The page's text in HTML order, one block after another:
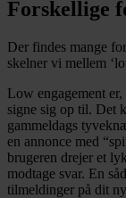
Forskellige
Der findes mange
skelner vi mellem
Low engagement
signe sig op til. Det
gammeldags
en annonce med
brugeren drejer et
modtage svar. En
tilmeldinger på dit